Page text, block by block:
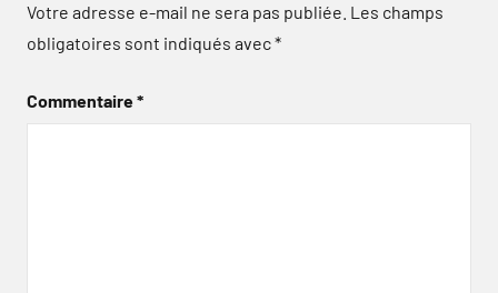
Votre adresse e-mail ne sera pas publiée. Les champs
obligatoires sont indiqués avec*
Commentaire*